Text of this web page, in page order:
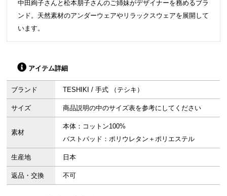
中田絢子さんと松本朋子さんのご姉妹がデザイナーを務めるブラ
ンド。天然素材のアンダーウェアやリラックスウェアを展開して
います。
アイテム詳細
ブランド TESHIKI / 手式 （テシキ）
サイズ 商品説明の中のサイズ表を参考にしてください
素材
本体：コットン100%
バストパッド：ポリウレタン＋ポリエステル
生産地 日本
返品・交換 不可